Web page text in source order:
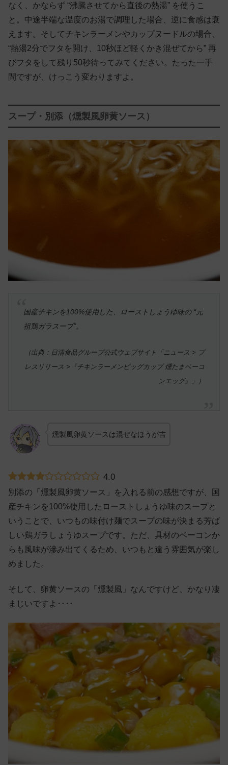
なく、かならず “沸騰させてから直後の熱湯” を使うこ
と。中途半端な温度のお湯で調理した場合、逆に食感は衰
えます。そしてチキンラーメンやカップヌードルの場合、
“熱湯2分でフタを開け、10秒ほど軽くかき混ぜてから” 再
びフタをして残り50秒待ってみてください。たった一手
間ですが、けっこう変わりますよ。
スープ・別添（燻製風卵黄ソース）
国産チキンを100%使用した、ローストしょうゆ味の “元
祖鶏ガラスープ”。
（出典：日清食品グループ公式ウェブサイト「ニュース > プ
レスリリース >『チキンラーメンビッグカップ 燻たまベーコ
ンエッグ』」）
燻製風卵黄ソースは混ぜなほうが吉
4.0
別添の「燻製風卵黄ソース」を入れる前の感想ですが、国
産チキンを100%使用したローストしょうゆ味のスープと
いうことで、いつもの味付け麺でスープの味が決まる芳ば
しい鶏ガラしょうゆスープです。ただ、具材のベーコンか
らも風味が滲み出てくるため、いつもと違う雰囲気が楽し
めました。
そして、卵黄ソースの「燻製風」なんですけど、かなり凄
まじいですよ‥‥